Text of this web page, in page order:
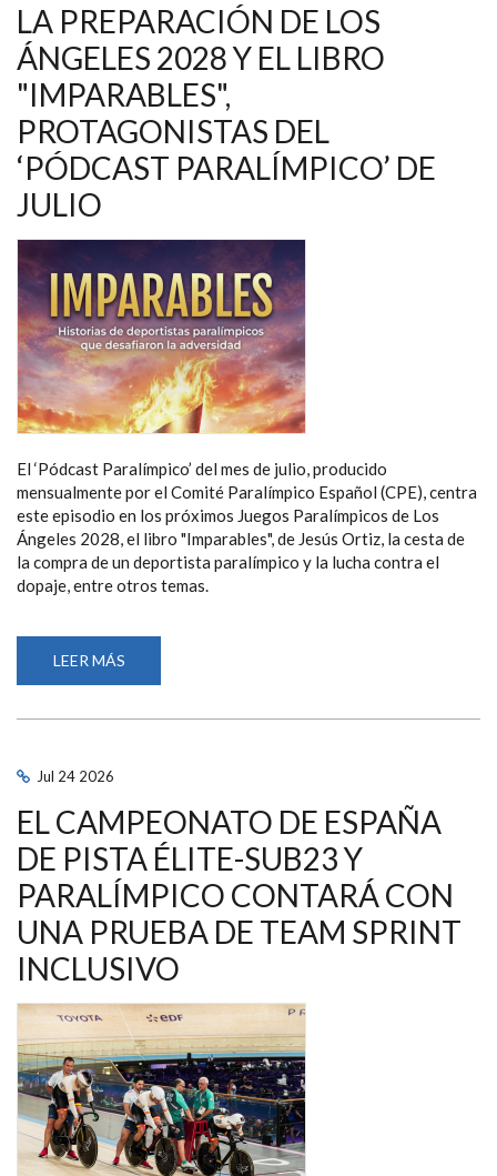
LA PREPARACIÓN DE LOS
ÁNGELES 2028 Y EL LIBRO
"IMPARABLES",
PROTAGONISTAS DEL
‘PÓDCAST PARALÍMPICO’ DE
JULIO
El ‘Pódcast Paralímpico’ del mes de julio, producido
mensualmente por el Comité Paralímpico Español (CPE), centra
este episodio en los próximos Juegos Paralímpicos de Los
Ángeles 2028, el libro "Imparables", de Jesús Ortiz, la cesta de
la compra de un deportista paralímpico y la lucha contra el
dopaje, entre otros temas.
LEER MÁS
PREPARACIÓN
LOS
"IMPARABLES",
PROTAGONISTAS
DEL
‘PÓDCAST
DE
JULIO
Jul 24 2026
EL CAMPEONATO DE ESPAÑA
DE PISTA ÉLITE-SUB23 Y
PARALÍMPICO CONTARÁ CON
UNA PRUEBA DE TEAM SPRINT
INCLUSIVO